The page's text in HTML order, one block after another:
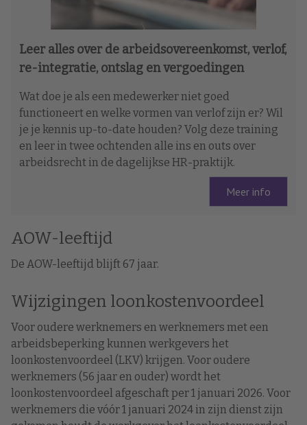
Leer alles over de arbeidsovereenkomst, verlof,
re-integratie, ontslag en vergoedingen
Wat doe je als een medewerker niet goed
functioneert en welke vormen van verlof zijn er? Wil
je je kennis up-to-date houden? Volg deze training
en leer in twee ochtenden alle ins en outs over
arbeidsrecht in de dagelijkse HR-praktijk.
Meer info
AOW-leeftijd
De AOW-leeftijd blijft 67 jaar.
Wijzigingen loonkostenvoordeel
Voor oudere werknemers en werknemers met een
arbeidsbeperking kunnen werkgevers het
loonkostenvoordeel (LKV) krijgen. Voor oudere
werknemers (56 jaar en ouder) wordt het
loonkostenvoordeel afgeschaft per 1 januari 2026. Voor
werknemers die vóór 1 januari 2024 in zijn dienst zijn